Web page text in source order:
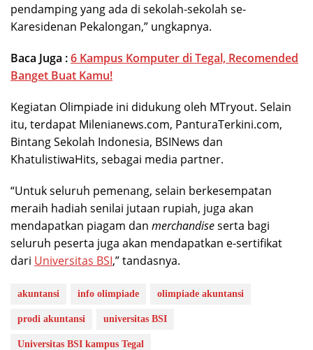
pendamping yang ada di sekolah-sekolah se-
Karesidenan Pekalongan,” ungkapnya.
Baca Juga :6 Kampus Komputer di Tegal, Recomended
Banget Buat Kamu!
Kegiatan Olimpiade ini didukung oleh MTryout. Selain
itu, terdapat Milenianews.com, PanturaTerkini.com,
Bintang Sekolah Indonesia, BSINews dan
KhatulistiwaHits, sebagai media partner.
“Untuk seluruh pemenang, selain berkesempatan
meraih hadiah senilai jutaan rupiah, juga akan
mendapatkan piagam dan merchandiseserta bagi
seluruh peserta juga akan mendapatkan e-sertifikat
dari Universitas BSI,” tandasnya.
akuntansi info olimpiade olimpiade akuntansi
prodi akuntansi universitas BSI
Universitas BSI kampus Tegal